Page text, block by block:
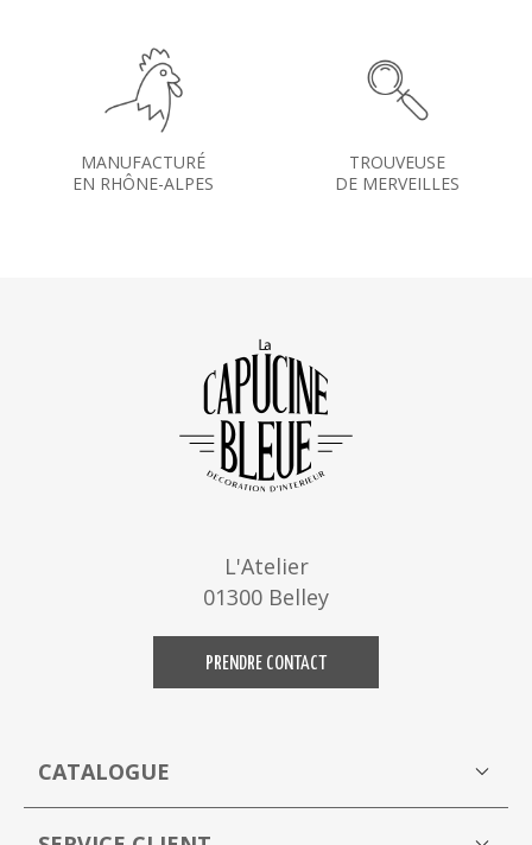
MANUFACTURÉ
EN RHÔNE-ALPES
TROUVEUSE
DE MERVEILLES
CATALOGUE
Boutique
L'Atelier
01300 Belley
PRENDRE CONTACT